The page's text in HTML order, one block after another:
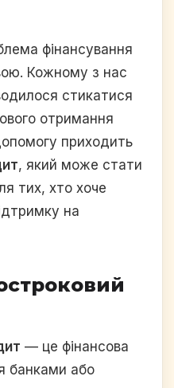
фінансування
Кожному з нас
стикатися
отримання
приходить
, який може стати
тих, хто хоче
на
— це фінансова
банками або